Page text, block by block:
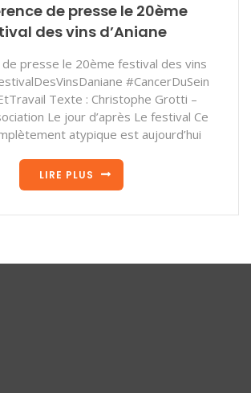
de presse le 20ème
des vins d’Aniane
de presse le 20ème festival des vins
#CancerDuSein
Texte : Christophe Grotti –
Le jour d’après Le festival Ce
atypique est aujourd’hui
LIRE PLUS